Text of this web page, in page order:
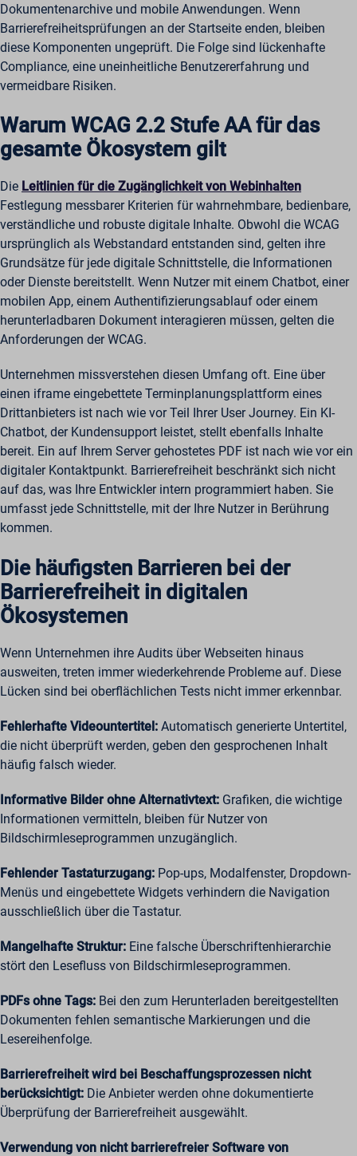
Dokumentenarchive und mobile Anwendungen. Wenn
Barrierefreiheitsprüfungen an der Startseite enden, bleiben
diese Komponenten ungeprüft. Die Folge sind lückenhafte
Compliance, eine uneinheitliche Benutzererfahrung und
vermeidbare Risiken.
Warum WCAG 2.2 Stufe AA für das
gesamte Ökosystem gilt
Die Leitlinien für die Zugänglichkeit von Webinhalten
Festlegung messbarer Kriterien für wahrnehmbare, bedienbare,
verständliche und robuste digitale Inhalte. Obwohl die WCAG
ursprünglich als Webstandard entstanden sind, gelten ihre
Grundsätze für jede digitale Schnittstelle, die Informationen
oder Dienste bereitstellt. Wenn Nutzer mit einem Chatbot, einer
mobilen App, einem Authentifizierungsablauf oder einem
herunterladbaren Dokument interagieren müssen, gelten die
Anforderungen der WCAG.
Unternehmen missverstehen diesen Umfang oft. Eine über
einen iframe eingebettete Terminplanungsplattform eines
Drittanbieters ist nach wie vor Teil Ihrer User Journey. Ein KI-
Chatbot, der Kundensupport leistet, stellt ebenfalls Inhalte
bereit. Ein auf Ihrem Server gehostetes PDF ist nach wie vor ein
digitaler Kontaktpunkt. Barrierefreiheit beschränkt sich nicht
auf das, was Ihre Entwickler intern programmiert haben. Sie
umfasst jede Schnittstelle, mit der Ihre Nutzer in Berührung
kommen.
Die häufigsten Barrieren bei der
Barrierefreiheit in digitalen
Ökosystemen
Wenn Unternehmen ihre Audits über Webseiten hinaus
ausweiten, treten immer wiederkehrende Probleme auf. Diese
Lücken sind bei oberflächlichen Tests nicht immer erkennbar.
Fehlerhafte Videountertitel: Automatisch generierte Untertitel,
die nicht überprüft werden, geben den gesprochenen Inhalt
häufig falsch wieder.
Informative Bilder ohne Alternativtext: Grafiken, die wichtige
Informationen vermitteln, bleiben für Nutzer von
Bildschirmleseprogrammen unzugänglich.
Fehlender Tastaturzugang: Pop-ups, Modalfenster, Dropdown-
Menüs und eingebettete Widgets verhindern die Navigation
ausschließlich über die Tastatur.
Mangelhafte Struktur: Eine falsche Überschriftenhierarchie
stört den Lesefluss von Bildschirmleseprogrammen.
PDFs ohne Tags: Bei den zum Herunterladen bereitgestellten
Dokumenten fehlen semantische Markierungen und die
Lesereihenfolge.
Barrierefreiheit wird bei Beschaffungsprozessen nicht
berücksichtigt: Die Anbieter werden ohne dokumentierte
Überprüfung der Barrierefreiheit ausgewählt.
Verwendung von nicht barrierefreier Software von